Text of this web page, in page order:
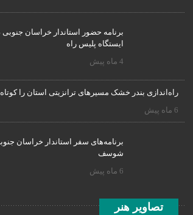
برنامه‌ حضور استاندار خراسان جنوبی
ایستگاه پلیس راه
4 ماه پیش
راه‌اندازی بندر خشک مسیرهای ترانزیتی استان را
6 ماه پیش
برنامه‌های سفر استاندار خراسان
شوسف
6 ماه پیش
تصاویر هنر